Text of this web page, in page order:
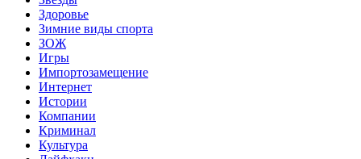
Здоровье
Зимние виды спорта
ЗОЖ
Игры
Импортозамещение
Интернет
Истории
Компании
Криминал
Культура